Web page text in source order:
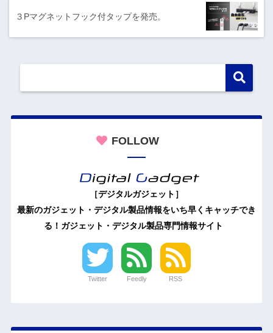
３Pマグネットフック付タップを発売。
FOLLOW
［デジタルガジェット］
最新のガジェット・デジタル製品情報をいち早くキャッチでき
る！ガジェット・デジタル製品専門情報サイト
Twitter Feedly RSS